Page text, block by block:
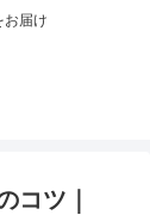
お届け
コツ｜